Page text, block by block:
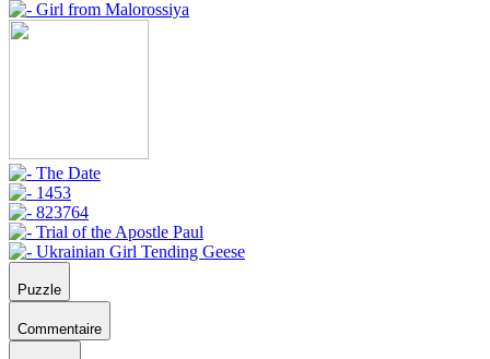
Puzzle
Commentaire